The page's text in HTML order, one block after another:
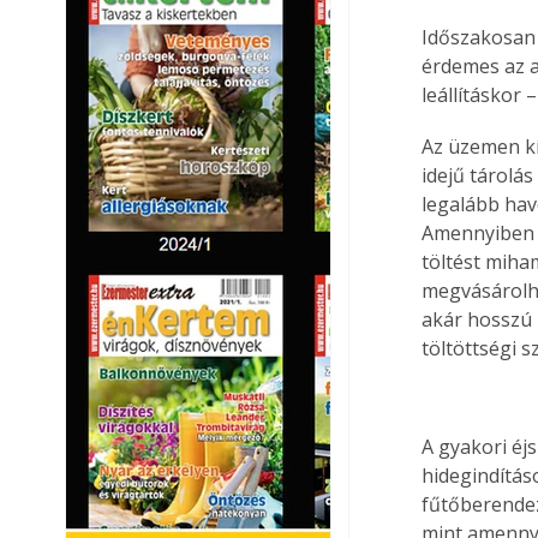
érdemes az
leállításkor
Az üzemen
idejű
legalább
töltést
akár
töltöttségi
A gyakori